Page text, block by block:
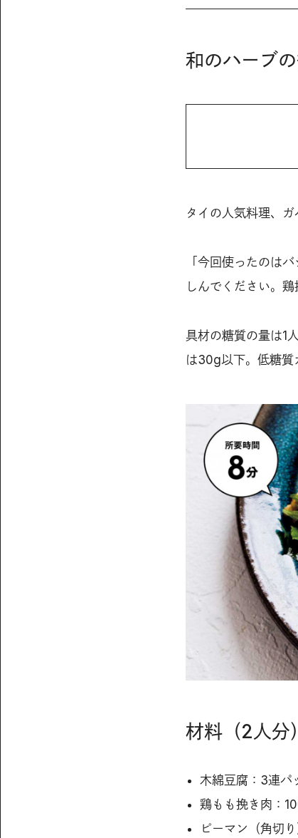
和のハーブ
タイの人気料理、
「今回使ったのは
しんでください。
具材の糖質の量は1
は30g以下。低糖質
材料（2人分）
木綿豆腐：3連パ
鶏もも挽き肉：
ピーマン（角切り